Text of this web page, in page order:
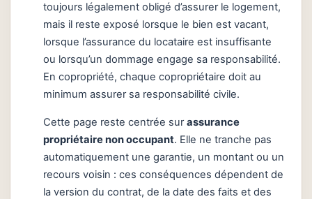
toujours légalement obligé d’assurer le logement,
mais il reste exposé lorsque le bien est vacant,
lorsque l’assurance du locataire est insuffisante
ou lorsqu’un dommage engage sa responsabilité.
En copropriété, chaque copropriétaire doit au
minimum assurer sa responsabilité civile.
Cette page reste centrée surassurance
propriétaire non occupant. Elle ne tranche pas
automatiquement une garantie, un montant ou un
recours voisin : ces conséquences dépendent de
la version du contrat, de la date des faits et des